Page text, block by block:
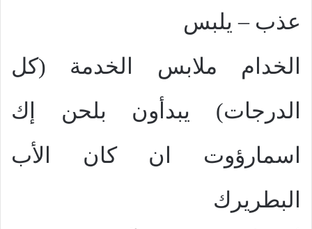
عذب – يلبس
الخدام ملابس الخدمة (كل
الدرجات) يبدأون بلحن إك
اسمارؤوت ان كان الأب
البطريرك